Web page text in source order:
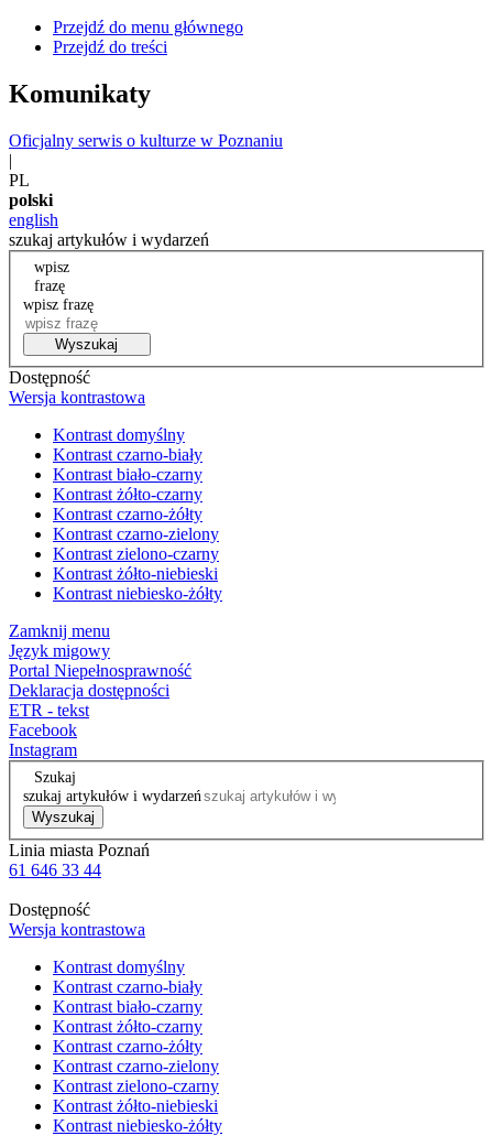
Przejdź do menu głównego
Przejdź do treści
Komunikaty
Oficjalny serwis o kulturze w Poznaniu
|
PL
polski
english
szukaj artykułów i wydarzeń
wpisz
frazę
wpisz frazę
Wyszukaj
Dostępność
Wersja kontrastowa
Kontrast domyślny
Kontrast czarno-biały
Kontrast biało-czarny
Kontrast żółto-czarny
Kontrast czarno-żółty
Kontrast czarno-zielony
Kontrast zielono-czarny
Kontrast żółto-niebieski
Kontrast niebiesko-żółty
Zamknij menu
Język migowy
Portal Niepełnosprawność
Deklaracja dostępności
ETR - tekst
Facebook
Instagram
Szukaj
szukaj artykułów i wydarzeń
Wyszukaj
Linia miasta Poznań
61 646 33 44
Dostępność
Wersja kontrastowa
Kontrast domyślny
Kontrast czarno-biały
Kontrast biało-czarny
Kontrast żółto-czarny
Kontrast czarno-żółty
Kontrast czarno-zielony
Kontrast zielono-czarny
Kontrast żółto-niebieski
Kontrast niebiesko-żółty